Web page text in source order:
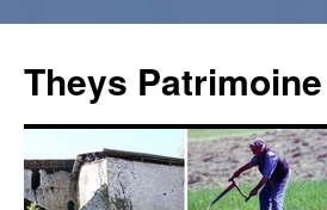
Theys Patrimoine